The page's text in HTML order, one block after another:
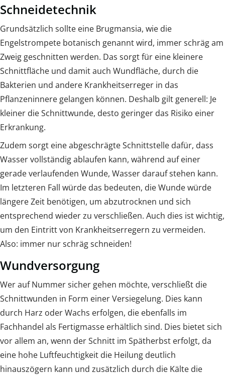
Schneidetechnik
Grundsätzlich sollte eine Brugmansia, wie die
Engelstrompete botanisch genannt wird, immer schräg am
Zweig geschnitten werden. Das sorgt für eine kleinere
Schnittfläche und damit auch Wundfläche, durch die
Bakterien und andere Krankheitserreger in das
Pflanzeninnere gelangen können. Deshalb gilt generell: Je
kleiner die Schnittwunde, desto geringer das Risiko einer
Erkrankung.
Zudem sorgt eine abgeschrägte Schnittstelle dafür, dass
Wasser vollständig ablaufen kann, während auf einer
gerade verlaufenden Wunde, Wasser darauf stehen kann.
Im letzteren Fall würde das bedeuten, die Wunde würde
längere Zeit benötigen, um abzutrocknen und sich
entsprechend wieder zu verschließen. Auch dies ist wichtig,
um den Eintritt von Krankheitserregern zu vermeiden.
Also: immer nur schräg schneiden!
Wundversorgung
Wer auf Nummer sicher gehen möchte, verschließt die
Schnittwunden in Form einer Versiegelung. Dies kann
durch Harz oder Wachs erfolgen, die ebenfalls im
Fachhandel als Fertigmasse erhältlich sind. Dies bietet sich
vor allem an, wenn der Schnitt im Spätherbst erfolgt, da
eine hohe Luftfeuchtigkeit die Heilung deutlich
hinauszögern kann und zusätzlich durch die Kälte die